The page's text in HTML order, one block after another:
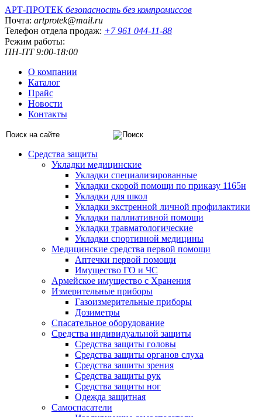
АРТ-ПРОТЕК безопасность без компромиссов
Почта: artprotek@mail.ru
Телефон отдела продаж: +7 961 044-11-88
Режим работы:
ПН-ПТ 9:00-18:00
О компании
Каталог
Прайс
Новости
Контакты
Средства защиты
Укладки медицинские
Укладки специализированные
Укладки скорой помощи по приказу 1165н
Укладки для школ
Укладки экстренной личной профилактики
Укладки паллиативной помощи
Укладки травматологические
Укладки спортивной медицины
Медицинские средства первой помощи
Аптечки первой помощи
Имущество ГО и ЧС
Армейское имущество с Хранения
Измерительные приборы
Газоизмерительные приборы
Дозиметры
Спасательное оборудование
Средства индивидуальной защиты
Средства защиты головы
Средства защиты органов слуха
Средства зашиты зрения
Средства защиты рук
Средства защиты ног
Одежда защитная
Самоспасатели